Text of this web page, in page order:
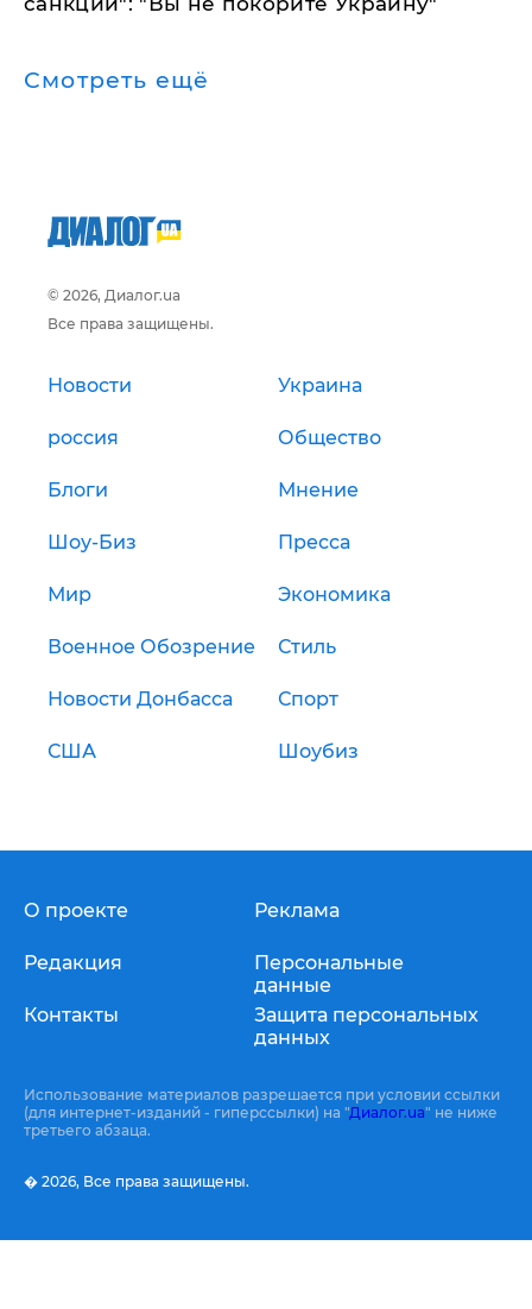
Смотреть ещё
© 2026, Диалог.ua
Все права защищены.
Новости Украина
россия Общество
Блоги Мнение
Шоу-Биз Пресса
Мир Экономика
Военное Обозрение Стиль
Новости Донбасса Спорт
США Шоубиз
О проекте
Редакция
Контакты
Реклама
Персональные
данные
Защита персональных
данных
Использование материалов разрешается при условии ссылки
(для интернет-изданий - гиперссылки) на "Диалог.ua" не ниже
третьего абзаца.
� 2026, Все права защищены.